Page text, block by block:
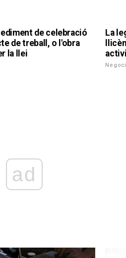
de celebració
de treball, o l'obra
la llei
La
ad